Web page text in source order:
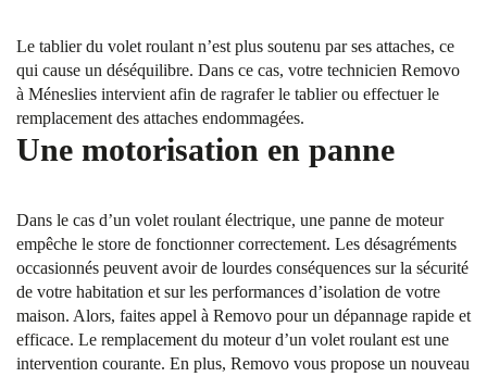
Le tablier du volet roulant n’est plus soutenu par ses attaches, ce
qui cause un déséquilibre. Dans ce cas, votre technicien Removo
à Méneslies intervient afin de ragrafer le tablier ou effectuer le
remplacement des attaches endommagées.
Une motorisation en panne
Dans le cas d’un volet roulant électrique, une panne de moteur
empêche le store de fonctionner correctement. Les désagréments
occasionnés peuvent avoir de lourdes conséquences sur la sécurité
de votre habitation et sur les performances d’isolation de votre
maison. Alors, faites appel à Removo pour un dépannage rapide et
efficace. Le remplacement du moteur d’un volet roulant est une
intervention courante. En plus, Removo vous propose un nouveau